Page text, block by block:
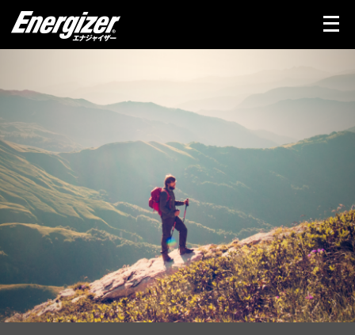
メ
ニ
ー